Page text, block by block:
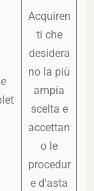
Acquiren
ti che
desidera
no la più
ampia
scelta e
accettan
o le
procedur
e d'asta